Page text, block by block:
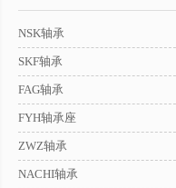
NSK轴承
SKF轴承
FAG轴承
FYH轴承座
ZWZ轴承
NACHI轴承